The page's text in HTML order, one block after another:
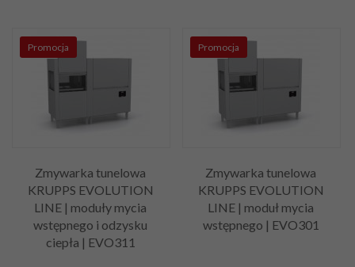
Promocja
Zmywarka tunelowa
KRUPPS EVOLUTION
LINE | moduły mycia
wstępnego i odzysku
ciepła | EVO311
Promocja
Zmywarka tunelowa
KRUPPS EVOLUTION
LINE | moduł mycia
wstępnego | EVO301